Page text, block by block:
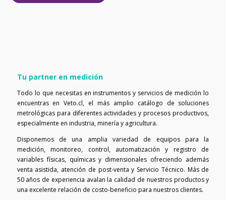
Tu partner en medición
Todo lo que necesitas en instrumentos y servicios de medición lo
encuentras en Veto.cl, el más amplio catálogo de soluciones
metrológicas para diferentes actividades y procesos productivos,
especialmente en industria, minería y agricultura.
Disponemos de una amplia variedad de equipos para la
medición, monitoreo, control, automatización y registro de
variables físicas, químicas y dimensionales ofreciendo además
venta asistida, atención de post-venta y Servicio Técnico. Más de
50 años de experiencia avalan la calidad de nuestros productos y
una excelente relación de costo-beneficio para nuestros clientes.